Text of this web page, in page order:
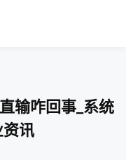
输咋回事_系统
讯